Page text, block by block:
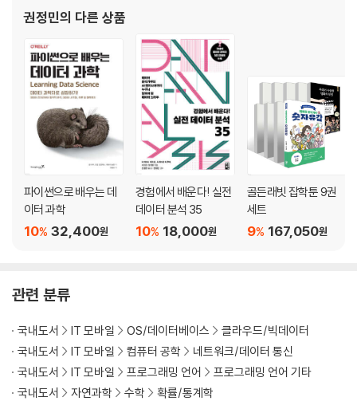
____연습 문제
4장. 과적합과 모델 튜닝
__4.1 과적합 문제
__4.2 모델 튜닝
__4.3 데이터 분할
__4.4 리샘플링 기법
____K -겹 교차 검증
____일반화 교차 검증
____반복적 훈련/테스트 세트 분할
____부트스트랩
__4.7 추천하는 데이터 분할 방식
__4.9 컴퓨팅
____데이터 분할
____리샘플링
____R로 하는 기본적 모델 구축
밍』 (에이콘출판사) 등이 있으며 『실전
권정민의 다른 상품
파이썬으로 배우는 데
이터 과학
32,400원
10%
경험에서 배운다! 실전
데이터 분석 35
18,000원
10%
골든래빗 잡학툰 9권
세트
167,050원
9%
관련 분류
국내도서 IT 모바일 OS/데이터베이스
클라우드/빅데이터
국내도서
IT 모바일 컴퓨터 공학
네트워크/데이터 통신
국내도서
IT 모바일 프로그래밍 언어
프로그래밍 언어 기타
국내도서
자연과학 수학
확률/통계학